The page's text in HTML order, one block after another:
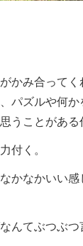
かみ合って
パズルや何か
うことがある
付く。
かなかいい
んてぶつぶ